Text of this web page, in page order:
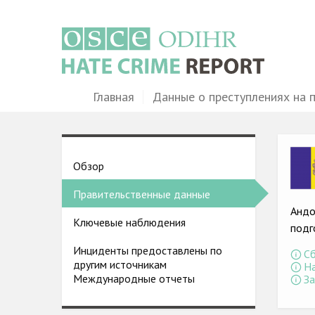
MainГлавная Данные о преступлениях на
Country
pages
menu
Обзор
Правительственные данные
Ключевые наблюдения
Инциденты предоставлены по
другим источникам
Международные отчеты